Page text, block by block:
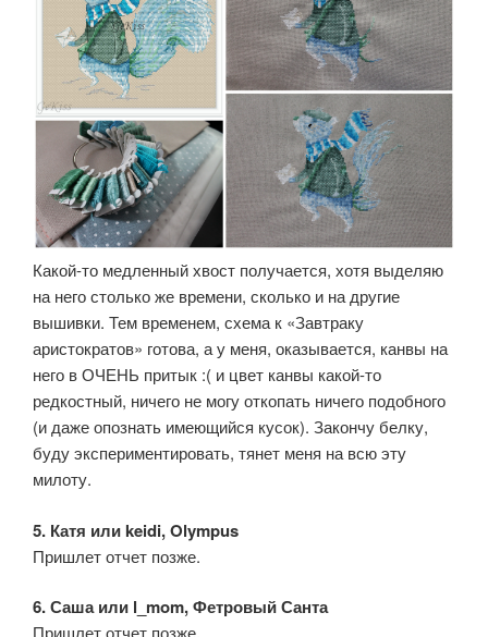
Какой-то медленный хвост получается, хотя выделяю
на него столько же времени, сколько и на другие
вышивки. Тем временем, схема к «Завтраку
аристократов» готова, а у меня, оказывается, канвы на
него в ОЧЕНЬ притык :( и цвет канвы какой-то
редкостный, ничего не могу откопать ничего подобного
(и даже опознать имеющийся кусок). Закончу белку,
буду экспериментировать, тянет меня на всю эту
милоту.
5. Катя или keidi, Olympus
Пришлет отчет позже.
6. Саша или l_mom, Фетровый Санта
Пришлет отчет позже.